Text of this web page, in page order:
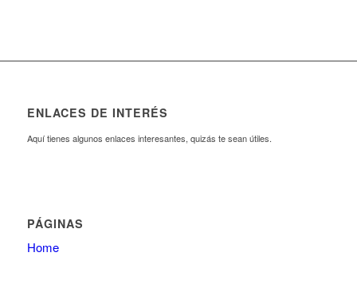
ENLACES DE INTERÉS
Aquí tienes algunos enlaces interesantes, quizás te sean útiles.
PÁGINAS
Home